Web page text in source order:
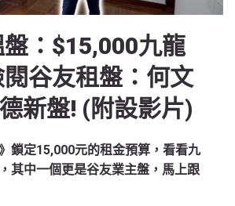
盤：$15,000九龍
谷友租盤：何文
新盤! (附設影片)
鎖定15,000元的租金預算，看看九
其中一個更是谷友業主盤，馬上跟